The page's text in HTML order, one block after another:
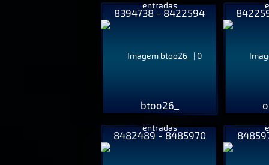
8394738 - 8422594
btoo26_
8482489 - 8485970